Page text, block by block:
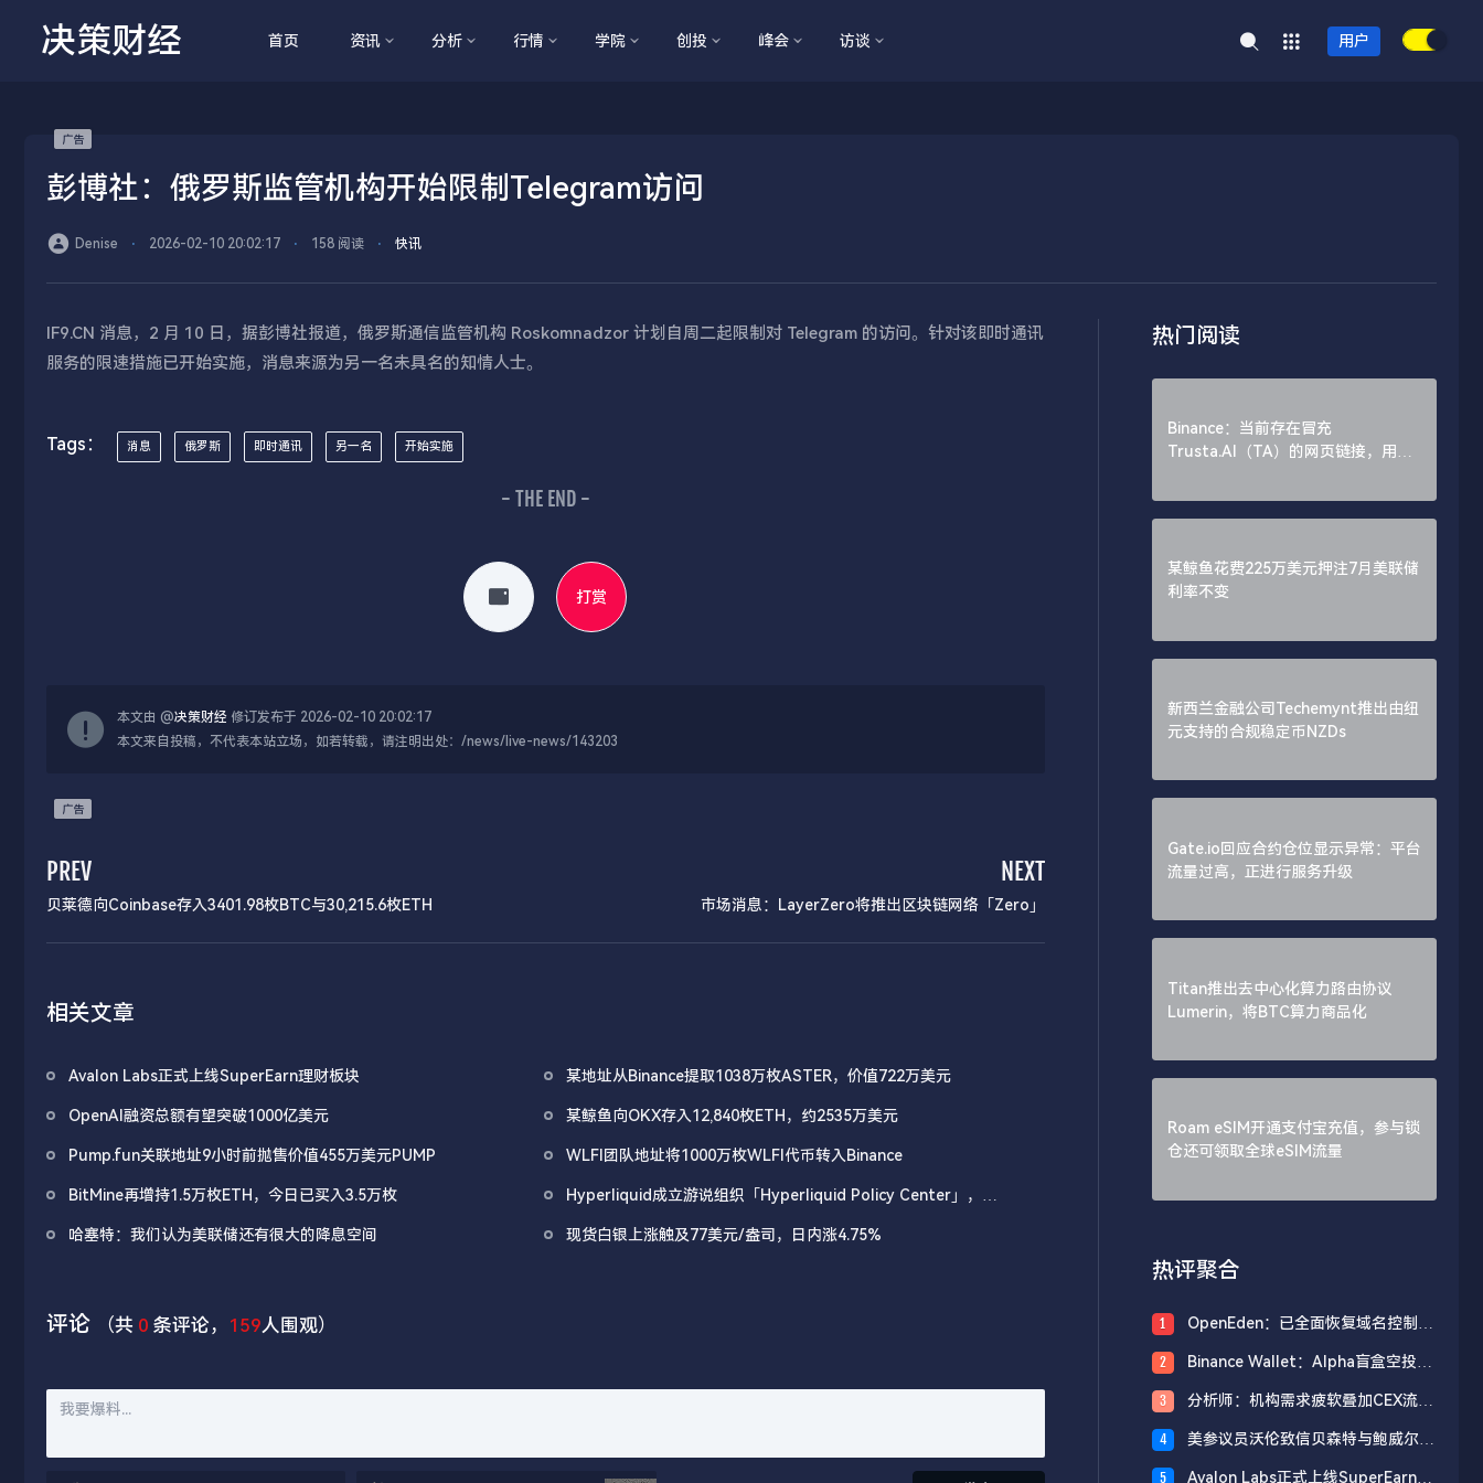
决策财经 首页 资讯 分析 行情 学院 创投 峰会 访谈 用户
彭博社：俄罗斯监管机构开始限制Telegram访问
Denise ⋅ 2026-02-10 20:02:17 ⋅ 158 阅读 ⋅ 快讯
IF9.CN 消息，2 月 10 日，据彭博社报道，俄罗斯通信监管机构 Roskomnadzor 计划自周二起限制对 Telegram 的访问。针对该即时通讯
服务的限速措施已开始实施，消息来源为另一名未具名的知情人士。
Tags： 消息 俄罗斯 即时通讯 另一名 开始实施
- THE END -
打赏
本文由 @决策财经 修订发布于 2026-02-10 20:02:17
本文来自投稿，不代表本站立场，如若转载，请注明出处：/news/live-news/143203
PREV
贝莱德向Coinbase存入3401.98枚BTC与30,215.6枚ETH
NEXT
市场消息：LayerZero将推出区块链网络「Zero」
相关文章
Avalon Labs正式上线SuperEarn理财板块 某地址从Binance提取1038万枚ASTER，价值722万美元
OpenAI融资总额有望突破1000亿美元 某鲸鱼向OKX存入12,840枚ETH，约2535万美元
Pump.fun关联地址9小时前抛售价值455万美元PUMP WLFI团队地址将1000万枚WLFI代币转入Binance
BitMine再增持1.5万枚ETH，今日已买入3.5万枚
Hyperliquid成立游说组织「Hyperliquid Policy Center」，将
哈塞特：我们认为美联储还有很大的降息空间
现货白银上涨触及77美元/盎司，日内涨4.75%
评论 （共 0 条评论， 159人围观）
热门阅读
Binance：当前存在冒充
Trusta.AI（TA）的网页链接，用户
某鲸鱼花费225万美元押注7月美联储
利率不变
新西兰金融公司Techemynt推出由纽
元支持的合规稳定币NZDs
Gate.io回应合约仓位显示异常：平台
流量过高，正进行服务升级
Titan推出去中心化算力路由协议
Lumerin，将BTC算力商品化
Roam eSIM开通支付宝充值，参与锁
仓还可领取全球eSIM流量
热评聚合
1
OpenEden：已全面恢复域名控制，
2
Binance Wallet：Alpha盲盒空投将
分
3
分析师：机构需求疲软叠加CEX流入
4
美参议员沃伦致信贝森特与鲍威尔，
5 Avalon Labs正式上线SuperEarn理